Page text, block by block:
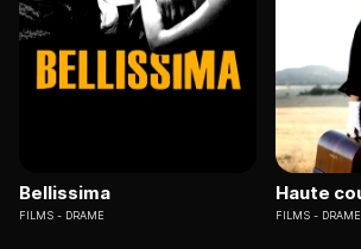
Bellissima
FILMS DRAME
Haute
FILMS DRAME